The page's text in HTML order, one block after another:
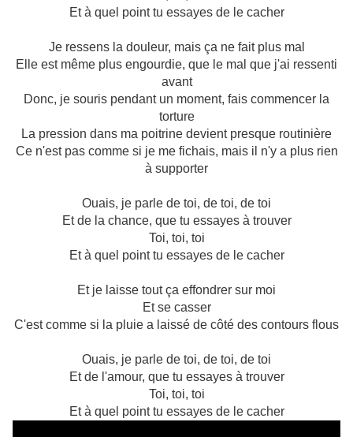
Et à quel point tu essayes de le cacher
Je ressens la douleur, mais ça ne fait plus mal
Elle est même plus engourdie, que le mal que j'ai ressenti
avant
Donc, je souris pendant un moment, fais commencer la
torture
La pression dans ma poitrine devient presque routinière
Ce n'est pas comme si je me fichais, mais il n'y a plus rien
à supporter
Ouais, je parle de toi, de toi, de toi
Et de la chance, que tu essayes à trouver
Toi, toi, toi
Et à quel point tu essayes de le cacher
Et je laisse tout ça effondrer sur moi
Et se casser
C'est comme si la pluie a laissé de côté des contours flous
Ouais, je parle de toi, de toi, de toi
Et de l'amour, que tu essayes à trouver
Toi, toi, toi
Et à quel point tu essayes de le cacher